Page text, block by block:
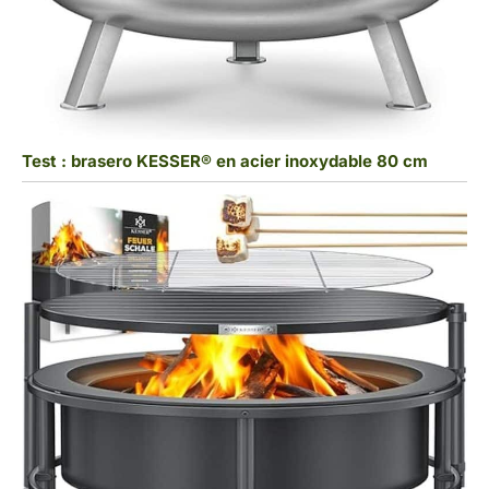
Test : brasero KESSER® en acier inoxydable 80 cm